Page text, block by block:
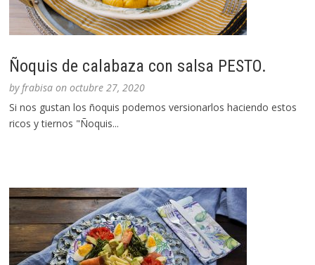
Ñoquis de calabaza con salsa PESTO.
byfrabisa onoctubre 27, 2020
Si nos gustan los ñoquis podemos versionarlos haciendo estos
ricos y tiernos "Ñoquis...